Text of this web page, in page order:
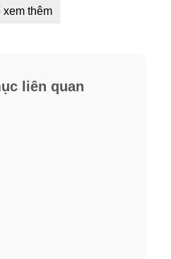
rửa mặt sủi bọt lên rồi
sau đó rửa mặt sạch
lên da từ 10 – 20 phút
dưỡng chất thấm sâu vào
thêm
liên quan